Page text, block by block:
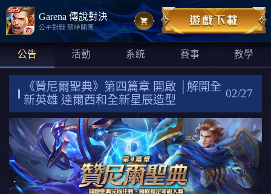
Garena 傳說對決
公平對戰 隨時開團
公告 活動 系統 賽事 教學
《贊尼爾聖典》第四篇章 開啟 │解開全
新英雄 達爾西和全新星辰造型
02/27